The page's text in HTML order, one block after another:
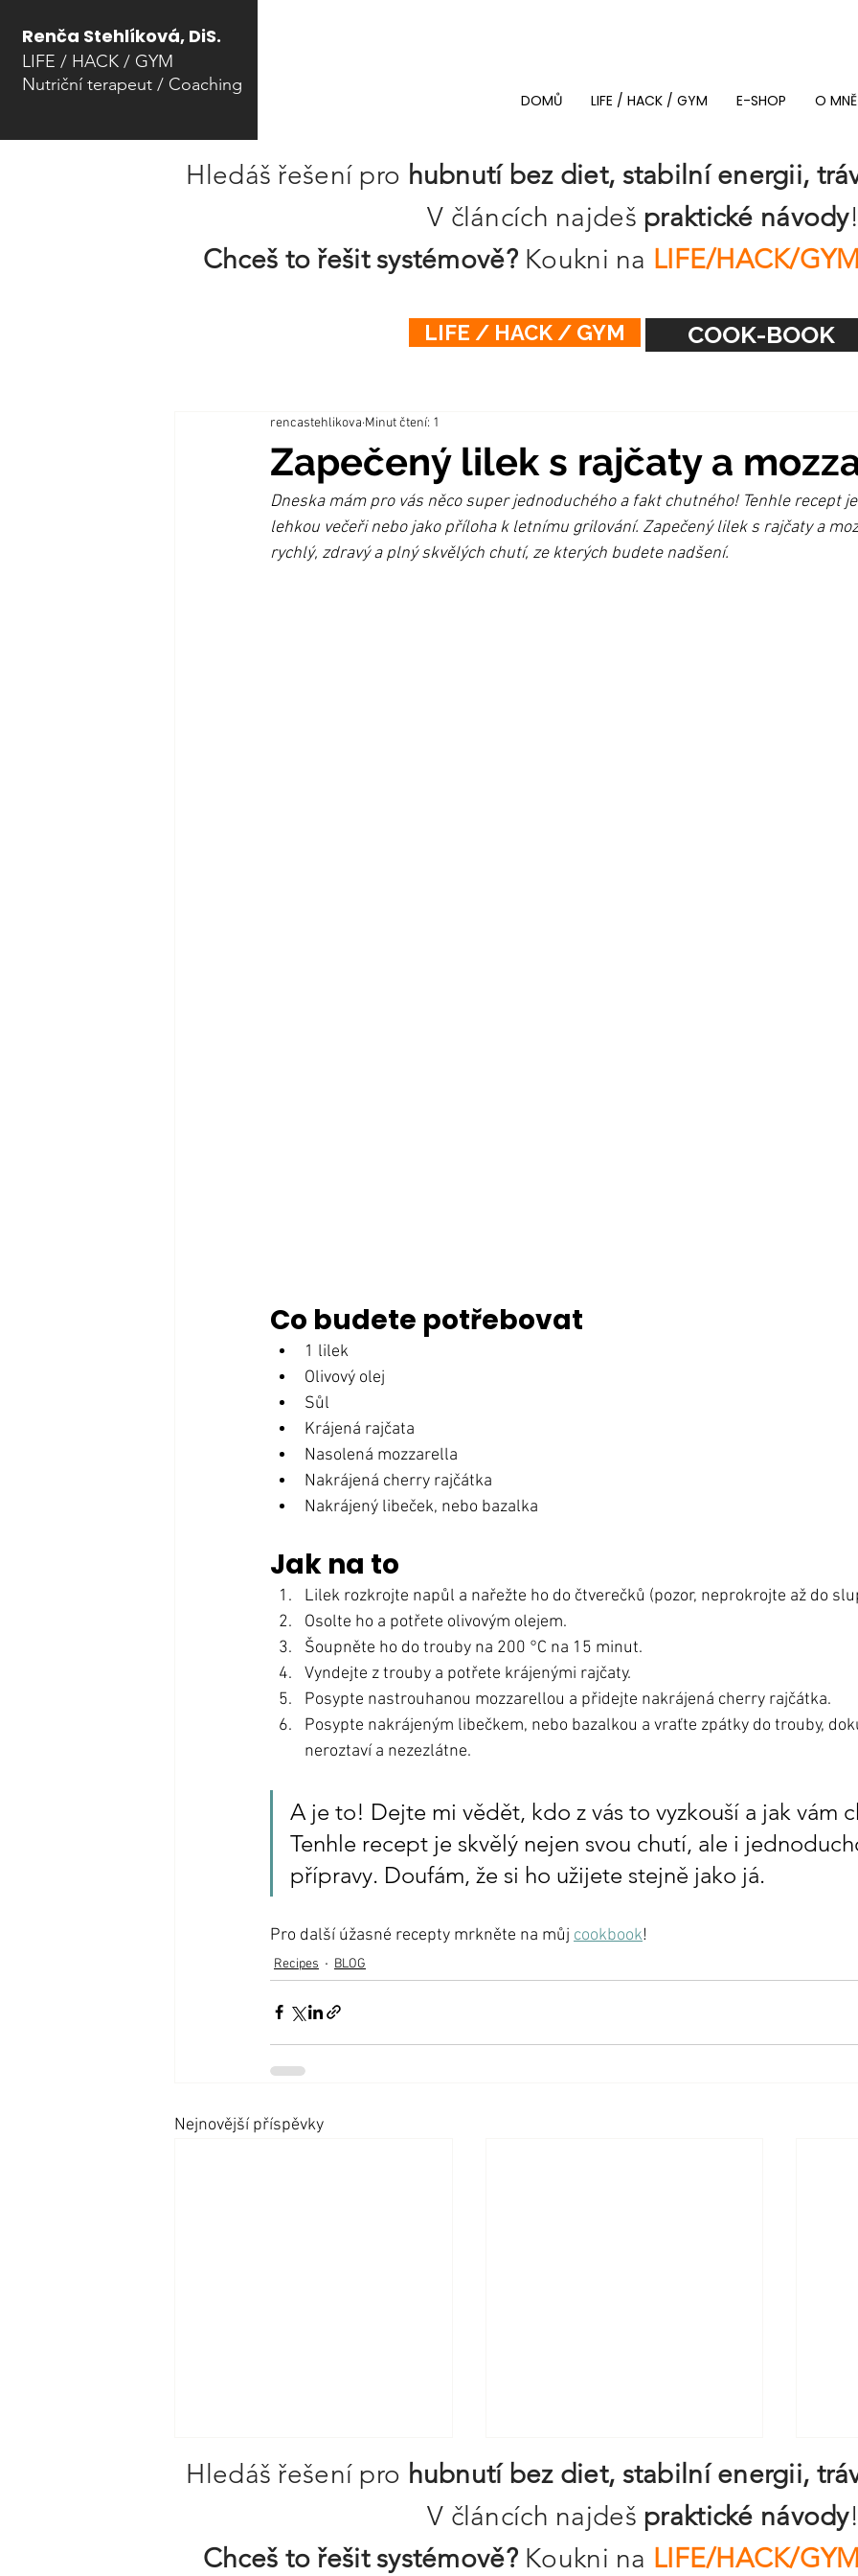
Renča Stehlíková, DiS.
LIFE / HACK / GYM
Nutriční terapeut / Coaching​
DOMŮ LIFE / HACK / GYM E-SHOP O MNĚ
Hledáš řešení pro hubnutí bez diet, stabilní energii,
V článcích najdeš praktické návody!
Chceš to řešit systémově?Koukni na LIFE/HACK/GYM
LIFE / HACK / GYM COOK-BOOK
Zapečený lilek s rajčaty a
rencastehlikova Minut čtení: 1
Dneska mám pro vás něco super jednoduchého a fakt chutného! Tenhle recept
lehkou večeři nebo jako příloha k letnímu grilování. Zapečený lilek s rajčaty a
rychlý, zdravý a plný skvělých chutí, ze kterých budete nadšení.
Co budete potřebovat
1 lilek
Olivový olej
Sůl
Krájená rajčata
Nasolená mozzarella
Nakrájená cherry rajčátka
Nakrájený libeček, nebo bazalka
Jak na to
Lilek rozkrojte napůl a nařežte ho do čtverečků (pozor, neprokrojte až do
Osolte ho a potřete olivovým olejem.
Šoupněte ho do trouby na 200 °C na 15 minut.
Vyndejte z trouby a potřete krájenými rajčaty.
Posypte nastrouhanou mozzarellou a přidejte nakrájená cherry rajčátka.
Posypte nakrájeným libečkem, nebo bazalkou a vraťte zpátky do trouby,
neroztaví a nezezlátne.
A je to! Dejte mi vědět, kdo z vás to vyzkouší a jak vám
Tenhle recept je skvělý nejen svou chutí, ale i
přípravy. Doufám, že si ho užijete stejně jako já.
Pro další úžasné recepty mrkněte na můj cookbook!
Recipes BLOG
Nejnovější příspěvky
Hledáš řešení pro hubnutí bez diet, stabilní energii,
V článcích najdeš praktické návody!
Chceš to řešit systémově?Koukni na LIFE/HACK/GYM